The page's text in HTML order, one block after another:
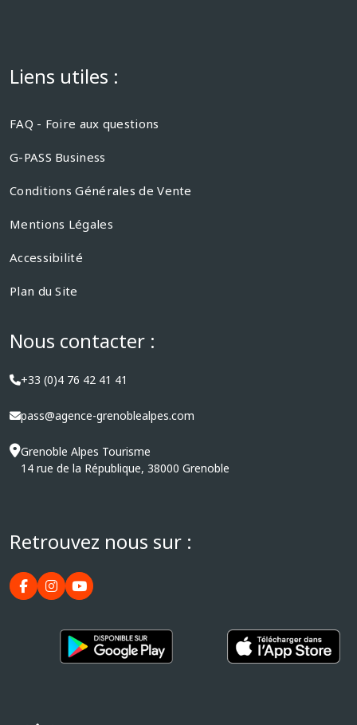
Liens utiles :
FAQ - Foire aux questions
G-PASS Business
Conditions Générales de Vente
Mentions Légales
Accessibilité
Plan du Site
Nous contacter :
+33 (0)4 76 42 41 41
pass@agence-grenoblealpes.com
Grenoble Alpes Tourisme
14 rue de la République, 38000 Grenoble
Retrouvez nous sur :